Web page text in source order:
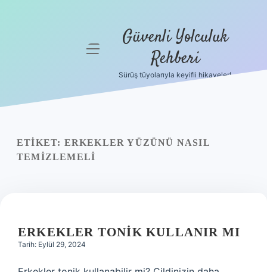
Yasal Uyarı
menüyü Güvenli Yolculuk
Rehberi
Sürüş tüyolarıyla keyifli hikayeler!
ETIKET: ERKEKLER YÜZÜNÜ NASIL
TEMIZLEMELI
ERKEKLER TONIK KULLANIR MI
Tarih: Eylül 29, 2024